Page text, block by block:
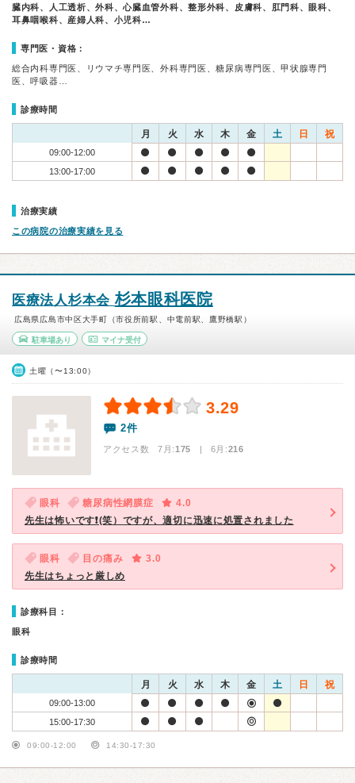
臓内科、人工透析、外科、心臓血管外科、整形外科、皮膚科、肛門科、眼科、
耳鼻咽喉科、産婦人科、小児科…
専門医・資格：
総合内科専門医、リウマチ専門医、外科専門医、糖尿病専門医、甲状腺専門
医、呼吸器…
診療時間
月 火 水 木 金 土 日 祝
09:00-12:00
13:00-17:00
治療実績
この病院の治療実績を見る
医療法人杉本会杉本眼科医院
広島県広島市中区大手町（市役所前駅、中電前駅、鷹野橋駅）
駐車場あり マイナ受付
土曜（〜13:00）
3.29
2件
アクセス数 7月:175 | 6月:216
眼科 糖尿病性網膜症
4.0
先生は怖いです❗(笑）ですが、適切に迅速に処置されました
眼科 目の痛み
3.0
先生はちょっと厳しめ
診療科目：
眼科
診療時間
月 火 水 木 金 土 日 祝
09:00-13:00
15:00-17:30
09:00-12:00 14:30-17:30